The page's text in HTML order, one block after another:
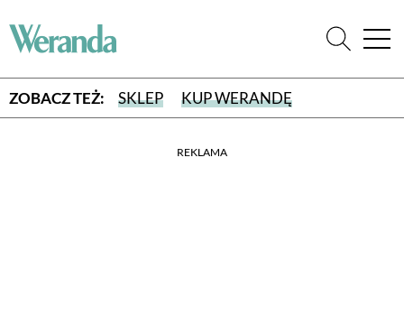
ZOBACZ TEŻ: SKLEP KUP WERANDĘ
REKLAMA